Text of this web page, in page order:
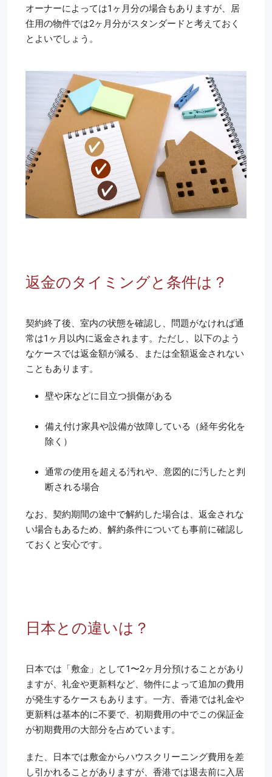
オーナーによっては1ヶ月分の場合もありますが、居
住用の物件では2ヶ月分がスタンダードと考えておく
とよいでしょう。
返金のタイミングと条件は？
契約終了後、室内の状態を確認し、問題がなければ通
常は1ヶ月以内に返金されます。ただし、以下のよう
なケースでは返金額が減る、または全額返金されない
こともあります。
壁や床などに目立つ損傷がある
備え付け家具や設備が故障している（経年劣化を
除く）
通常の使用を超える汚れや、意図的に汚したと判
断される場合
なお、契約期間の途中で解約した場合は、返金されな
い場合もあるため、解約条件についても事前に確認し
ておくと安心です。
日本との違いは？
日本では「敷金」として1〜2ヶ月分預けることがあり
ますが、礼金や更新料など、物件によって追加の費用
が発生するケースもあります。一方、香港では礼金や
更新料は基本的に不要で、初期費用の中でこの保証金
が初期費用の大部分を占めています。
また、日本では敷金からハウスクリーニング費用を差
し引かれることがありますが、香港では退去前に入居